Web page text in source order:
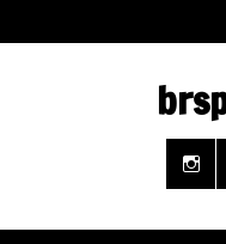
content
Descubra como a
Junte-se a nós